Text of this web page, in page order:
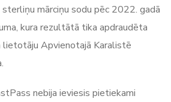
mārciņu sodu pēc 2022. gadā
kura rezultātā tika apdraudēta
lietotāju Apvienotajā Karalistē
nebija ieviesis pietiekami